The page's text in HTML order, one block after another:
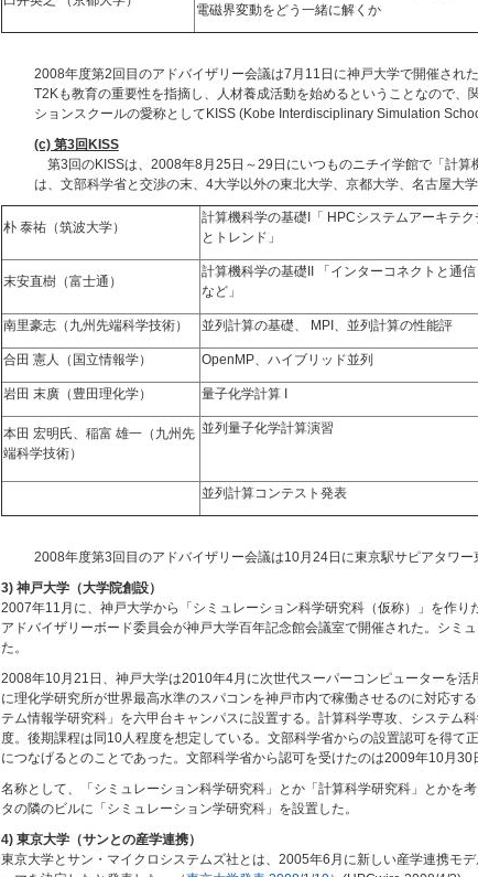
電磁界変動をどう一緒に解くか
2008年度第2回目のアドバイザリー会議は7月11日に神戸大学で開催され
T2Kも教育の重要性を指摘し、人材養成活動を始めるということなので
ションスクールの愛称としてKISS (Kobe Interdisciplinary Simulation
(c) 第3回KISS
第3回のKISSは、2008年8月25日～29日にいつものニチイ学館で「計算
は、文部科学省と交渉の末、4大学以外の東北大学、京都大学、名古屋大
朴 泰祐（筑波大学）
計算機科学の基礎I「 HPCシステムアーキテ
とトレンド」
末安直樹（富士通）
計算機科学の基礎II 「インターコネクトと通
など」
南里豪志（九州先端科学技術） 並列計算の基礎、 MPI、並列計算の性能評
合田 憲人（国立情報学） OpenMP、ハイブリッド並列
岩田 末廣（豊田理化学） 量子化学計算 I
本田 宏明氏、稲富 雄一（九州先
端科学技術）
並列量子化学計算演習
並列計算コンテスト発表
2008年度第3回目のアドバイザリー会議は10月24日に東京駅サピアタワー
3) 神戸大学（大学院創設）
2007年11月に、神戸大学から「シミュレーション科学研究科（仮称）」を作
アドバイザリーボード委員会が神戸大学百年記念館会議室で開催された。シミ
た。
2008年10月21日、神戸大学は2010年4月に次世代スーパーコンピューターを
に理化学研究所が世界最高水準のスパコンを神戸市内で稼働させるのに対応す
テム情報学研究科」を六甲台キャンパスに設置する。計算科学専攻、システ
度。後期課程は同10人程度を想定している。文部科学省からの設置認可を得
につなげるとのことであった。文部科学省から認可を受けたのは2009年10月30
名称として、「シミュレーション科学研究科」とか「計算科学研究科」とかを
タの隣のビルに「シミュレーション学研究科」を設置した。
4) 東京大学（サンとの産学連携）
東京大学とサン・マイクロシステムズ社とは、2005年6月に新しい産学連携モ